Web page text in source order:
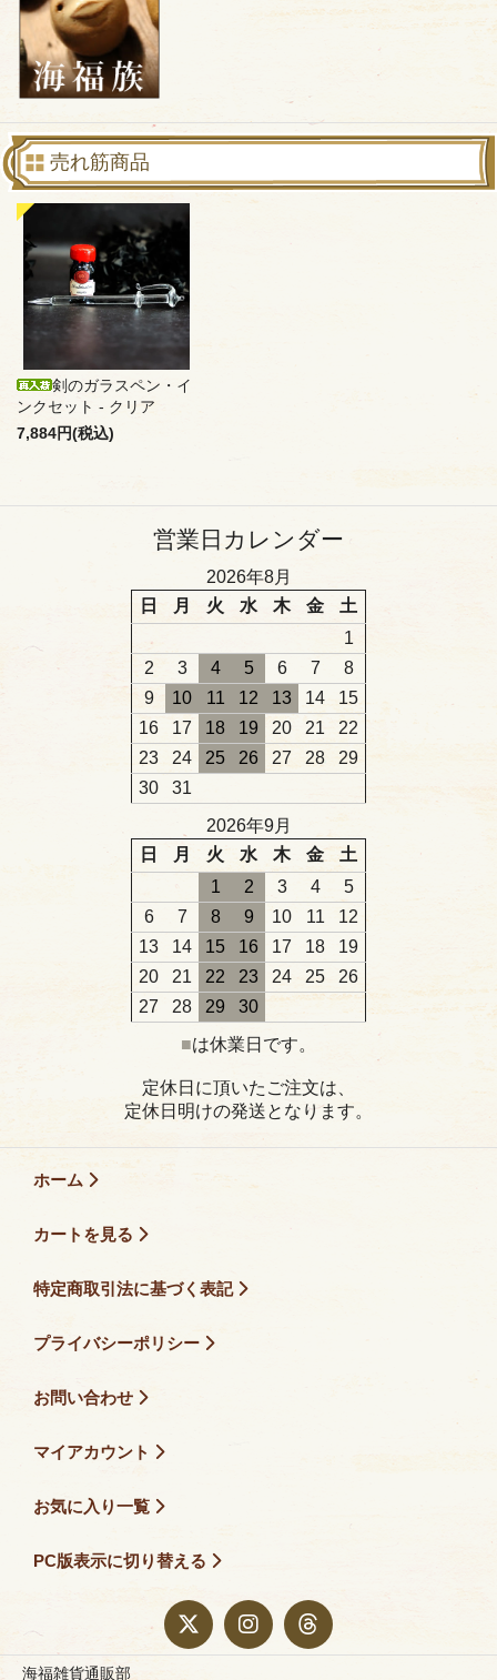
売れ筋商品
剣のガラスペン・イ
ンクセット - クリア
7,884円(税込)
営業日カレンダー
2026年8月
日
月 火 水 木 金
土
1
2
3 4 5 6 7
8
9
10 11 12 13 14
15
16
17 18 19 20 21
22
23
24 25 26 27 28
29
30
31
2026年9月
日
月 火 水 木 金
土
1
2 3 4
5
6
7 8 9 10 11
12
13
14 15 16 17 18
19
20
21 22 23 24 25
26
27
28 29
30
■は休業日です。
定休日に頂いたご注文は、
定休日明けの発送となります。
ホーム
カートを見る
特定商取引法に基づく表記
プライバシーポリシー
お問い合わせ
マイアカウント
お気に入り一覧
PC版表示に切り替える
海福雑貨通販部